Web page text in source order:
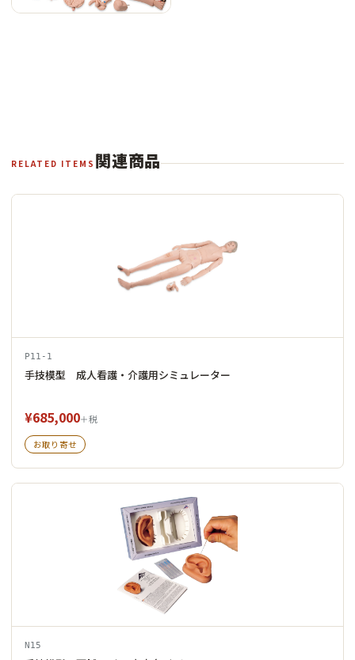
RELATED ITEMS 関連商品
P11-1
手技模型 成人看護・介護用シミュレーター
¥685,000＋税
お取り寄せ
N15